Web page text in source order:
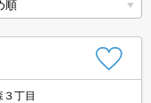
丁目